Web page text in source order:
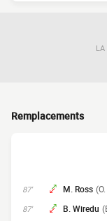
LA
Remplacements
87' M. Ross
87' B. Wiredu